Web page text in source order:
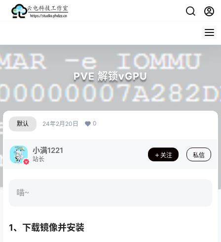
PVE 解锁vGPU
默认 24年2月20日 0
小满1221
站长
关注 私信
喵~
1、下载镜像并安装